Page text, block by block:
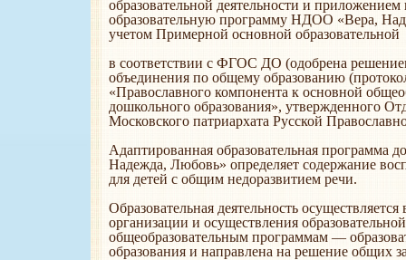
образовательной деятельности и
образовательную программу НДОО «Вера,
учетом Примерной основной
в соответствии с ФГОС ДО (одобрена
объединения по общему образованию
«Православного компонента к основной
дошкольного образования», утвержденного
Московского патриархата Русской
Адаптированная образовательная
Надежда, Любовь» определяет содержание
для детей с общим недоразвитием речи.
Образовательная деятельность
организации и осуществления
общеобразовательным программам —
образования и направлена на решение общих